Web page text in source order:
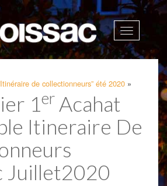
Afficher
la
de collectionneurs” été 2020 »
1er Acahat
Itineraire De
Juillet2020